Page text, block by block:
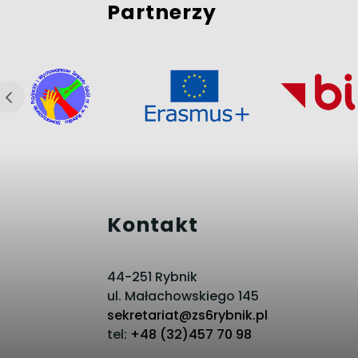
Partnerzy
Kontakt
44-251 Rybnik
ul. Małachowskiego 145
sekretariat@zs6rybnik.pl
tel: +48 (32)457 70 98